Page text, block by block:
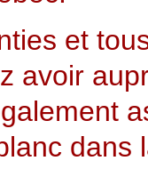
et
avoir
dans